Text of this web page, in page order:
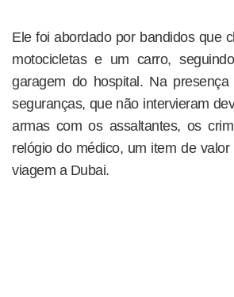
Ele foi abordado por bandidos que
motocicletas e um carro,
garagem do hospital. Na
seguranças, que não intervieram
armas com os assaltantes, os
relógio do médico, um item de
viagem a Dubai.